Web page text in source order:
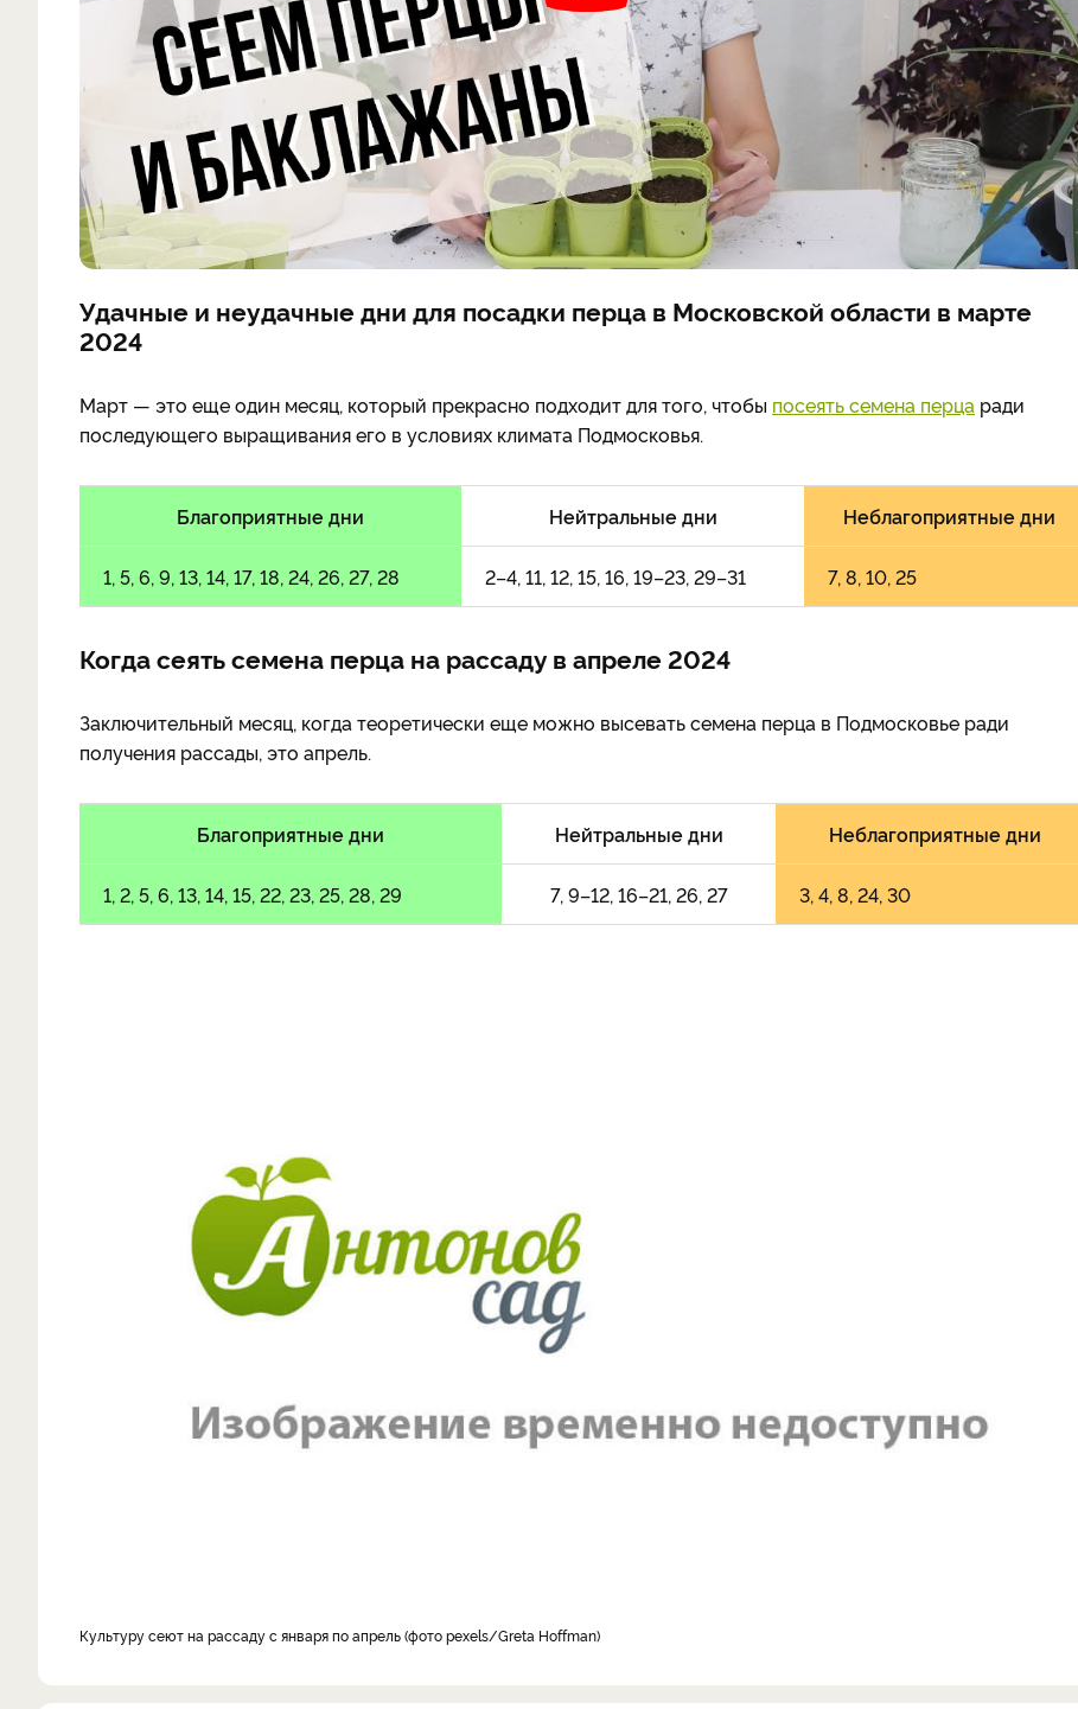
Удачные и неудачные дни для посадки перца в Московской области в марте
2024
Март — это еще один месяц, который прекрасно подходит для того, чтобы посеять семена перца ради
последующего выращивания его в условиях климата Подмосковья.
Благоприятные дни Нейтральные дни Неблагоприятные дни
1, 5, 6, 9, 13, 14, 17, 18, 24, 26, 27, 28 2–4, 11, 12, 15, 16, 19–23, 29–31 7, 8, 10, 25
Когда сеять семена перца на рассаду в апреле 2024
Заключительный месяц, когда теоретически еще можно высевать семена перца в Подмосковье ради
получения рассады, это апрель.
Благоприятные дни Нейтральные дни Неблагоприятные дни
1, 2, 5, 6, 13, 14, 15, 22, 23, 25, 28, 29 7, 9–12, 16–21, 26, 27 3, 4, 8, 24, 30
Культуру сеют на рассаду с января по апрель (фото pexels/Greta Hoffman)